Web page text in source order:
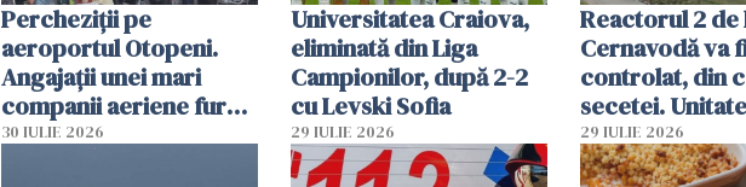
Percheziții pe
aeroportul Otopeni.
Angajații unei mari
companii aeriene furau
parfumuri, ceasuri și
30 IULIE 2026
Universitatea Craiova,
eliminată din Liga
Campionilor, după 2-2
cu Levski Sofia
29 IULIE 2026
Reactorul 2 de
Cernavodă va
controlat, din
secetei.
deja oprită
29 IULIE 2026